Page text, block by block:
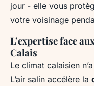
jour - elle vous
votre voisinage
L’expertise face
Calais
Le climat calaisien
L’air salin accélère la